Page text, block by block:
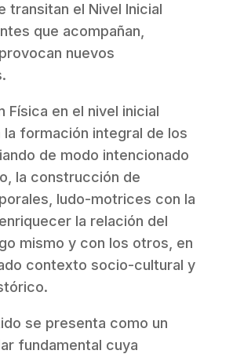
transitan el Nivel Inicial
que acompañan,
nuevos
Física en el nivel inicial
la formación integral de los
de modo intencionado
la construcción de
ludo-motrices con la
la relación del
mismo y con los otros, en
contexto socio-cultural y
se presenta como un
fundamental cuya